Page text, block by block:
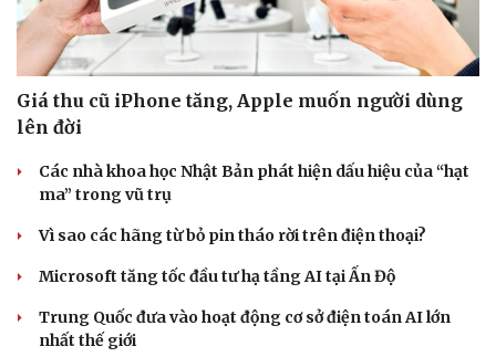
Giá thu cũ iPhone tăng, Apple muốn người dùng
lên đời
Các nhà khoa học Nhật Bản phát hiện dấu hiệu của “hạt
ma” trong vũ trụ
Vì sao các hãng từ bỏ pin tháo rời trên điện thoại?
Microsoft tăng tốc đầu tư hạ tầng AI tại Ấn Độ
Trung Quốc đưa vào hoạt động cơ sở điện toán AI lớn
nhất thế giới